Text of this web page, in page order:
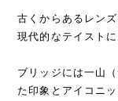
古くからあるレン
現代的なテイストに
ブリッジには一山
た印象とアイコニ